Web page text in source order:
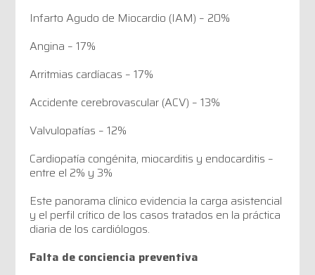
Infarto Agudo de Miocardio (IAM) – 20%
Angina – 17%
Arritmias cardíacas – 17%
Accidente cerebrovascular (ACV) – 13%
Valvulopatías – 12%
Cardiopatía congénita, miocarditis y endocarditis –
entre el 2% y 3%
Este panorama clínico evidencia la carga asistencial
y el perfil crítico de los casos tratados en la práctica
diaria de los cardiólogos.
Falta de conciencia preventiva